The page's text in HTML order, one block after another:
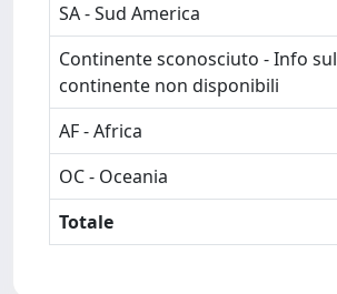
SA - Sud America
Continente sconosciuto - Info sul
continente non disponibili
AF - Africa
OC - Oceania
Totale